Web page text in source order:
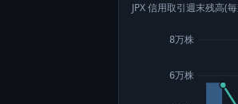
JPX 信用取引週末残高(
6万株
8万株